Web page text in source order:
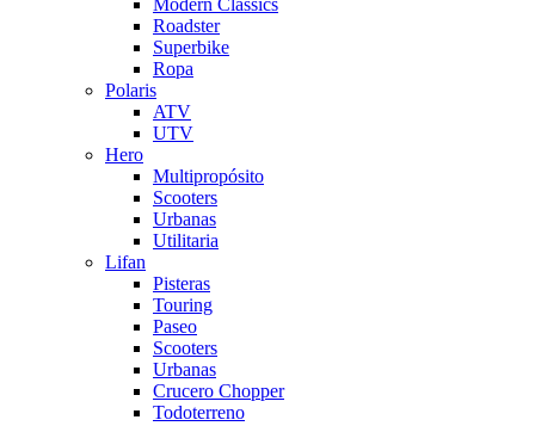
Modern Classics
Roadster
Superbike
Ropa
Polaris
ATV
UTV
Hero
Multipropósito
Scooters
Urbanas
Utilitaria
Lifan
Pisteras
Touring
Paseo
Scooters
Urbanas
Crucero Chopper
Todoterreno